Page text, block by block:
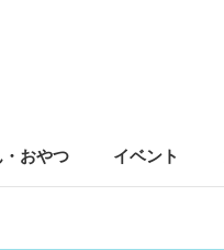
・おやつ イベント